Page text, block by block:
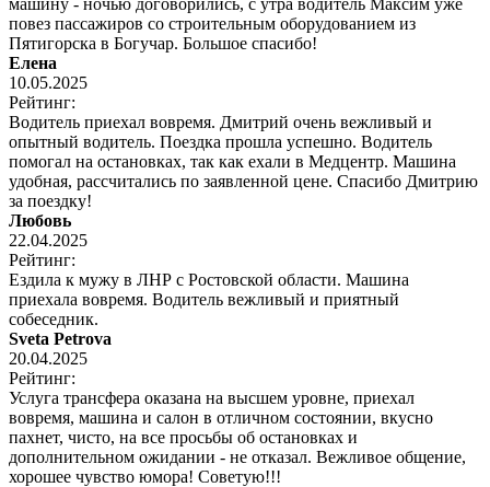
повез пассажиров со строительным оборудованием из
Пятигорска в Богучар. Большое спасибо!
Елена
10.05.2025
Рейтинг:
Водитель приехал вовремя. Дмитрий очень вежливый и
опытный водитель. Поездка прошла успешно. Водитель
помогал на остановках, так как ехали в Медцентр. Машина
удобная, рассчитались по заявленной цене. Спасибо Дмитрию
за поездку!
Любовь
22.04.2025
Рейтинг:
Ездила к мужу в ЛНР с Ростовской области. Машина
приехала вовремя. Водитель вежливый и приятный
собеседник.
Sveta Petrova
20.04.2025
Рейтинг:
Услуга трансфера оказана на высшем уровне, приехал
вовремя, машина и салон в отличном состоянии, вкусно
пахнет, чисто, на все просьбы об остановках и
дополнительном ожидании - не отказал. Вежливое общение,
хорошее чувство юмора! Советую!!!